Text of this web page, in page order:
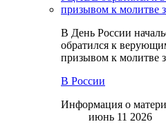
В День России
обратился к
призывом к молитве
В России
Информация о
июнь 11 2026